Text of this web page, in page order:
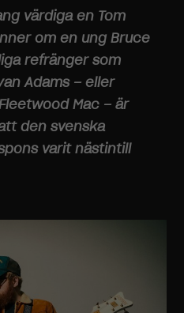
värdiga en Tom
om en ung Bruce
refränger som
Adams – eller
Mac – är
den svenska
varit nästintill